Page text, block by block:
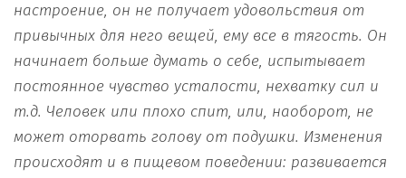
настроение, он не получает удовольствия от
привычных для него вещей, ему все в тягость. Он
начинает больше думать о себе, испытывает
постоянное чувство усталости, нехватку сил и
т.д. Человек или плохо спит, или, наоборот, не
может оторвать голову от подушки. Изменения
происходят и в пищевом поведении: развивается